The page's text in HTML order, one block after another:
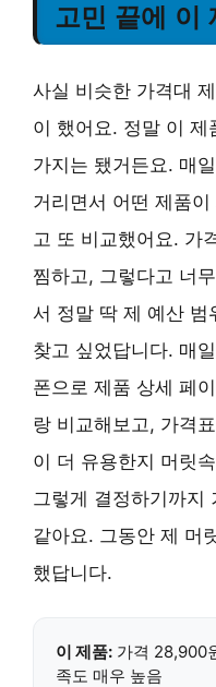
고민 끝에 이
사실 비슷한 가격대
이 했어요. 정말 이 제
가지는 됐거든요. 매
거리면서 어떤 제품
고 또 비교했어요. 가
찜하고, 그렇다고 너
서 정말 딱 제 예산 범
찾고 싶었답니다. 매
폰으로 제품 상세 페
랑 비교해보고, 가격
이 더 유용한지 머릿
그렇게 결정하기까지
같아요. 그동안 제 머
했답니다.
이 제품: 가격 28,900
족도 매우 높음